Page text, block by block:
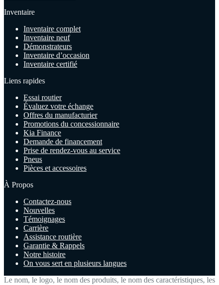
Inventaire
Inventaire complet
Inventaire neuf
Démonstrateurs
Inventaire d’occasion
Inventaire certifié
Liens rapides
Essai routier
Évaluez votre échange
Offres du manufacturier
Promotions du concessionnaire
Kia Finance
Demande de financement
Prise de rendez-vous au service
Pneus
Pièces et accessoires
À Propos
Contactez-nous
Nouvelles
Témoignages
Carrière
Assistance routière
Garantie & Rappels
Notre histoire
On vous sert en plusieurs langues
Le nom, le logo, le nom des produits, le nom des caractéristiques, les